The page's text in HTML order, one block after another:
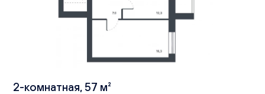
2-комнатная, 57 м²